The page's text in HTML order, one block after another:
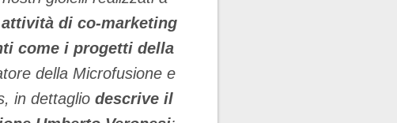
di co-marketing
come i progetti della
della Microfusione e
in dettaglio descrive il